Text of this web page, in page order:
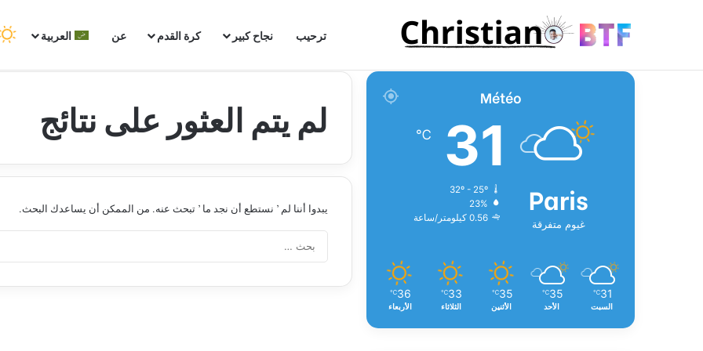
ترحيب نجاح كبير كرة القدم عن العربية
لم يتم العثور على نتائج
يبدوا أننا لم ’ نستطع أن نجد ما ’ تبحث عنه. من الممكن أن يساعدك البحث.
Météo
Paris
غيوم متفرقة
31
℃
32º - 25º
23%
0.56 كيلومتر/ساعة
31
℃
السبت
35
℃
الأحد
35
℃
الأثنين
33
℃
الثلاثاء
36
℃
الأربعاء